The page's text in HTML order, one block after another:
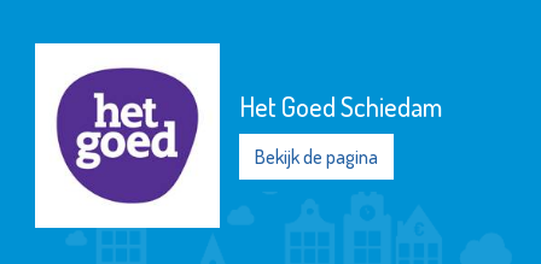
Het Goed Schiedam
Bekijk de pagina